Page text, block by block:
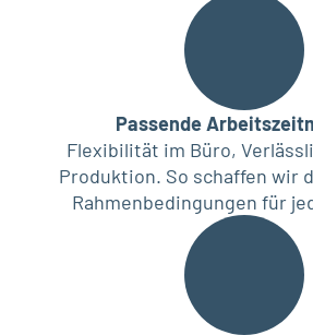
Passende
Flexibilität im Büro,
Produktion. So schaffen wir
Rahmenbedingungen für